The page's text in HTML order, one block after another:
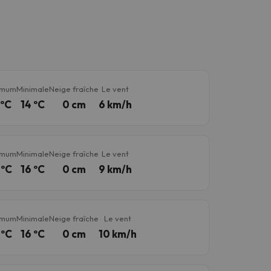
Minimale
14 ºC
Neige fraîche
0 cm
Le vent
6 km/h
Minimale
16 ºC
Neige fraîche
0 cm
Le vent
9 km/h
Minimale
16 ºC
Neige fraîche
0 cm
Le vent
10 km/h